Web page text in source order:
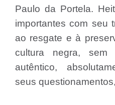
Paulo da Portela.
importantes com seu
ao resgate e à
cultura negra, sem
autêntico,
seus